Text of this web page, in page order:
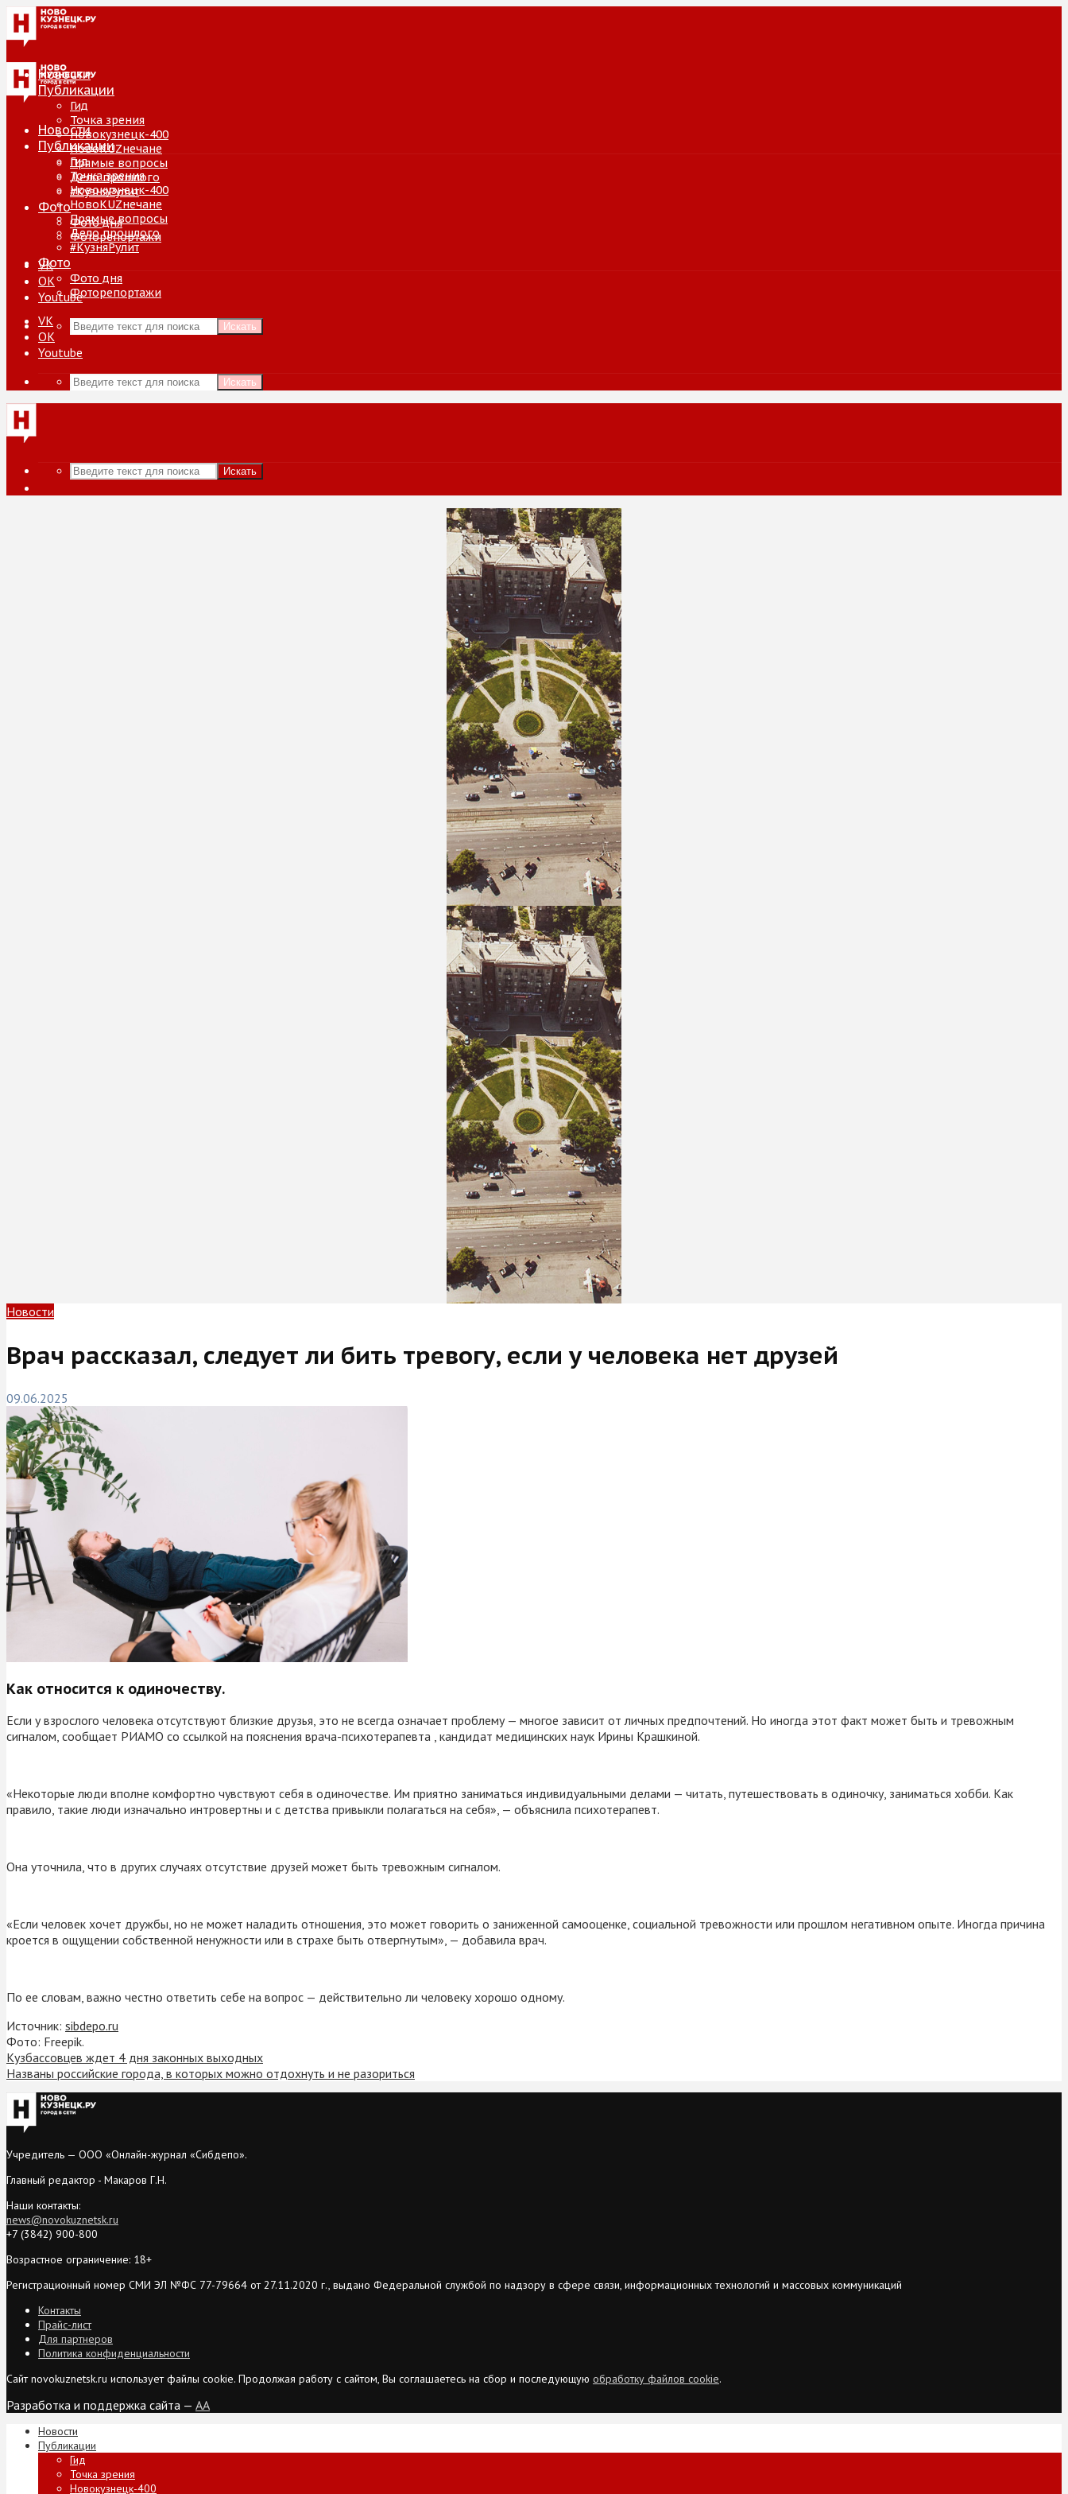
Новости
Публикации
Гид
Точка зрения
Новокузнецк-400
НовоKUZнечане
Прямые вопросы
Дело прошлого
#КузняРулит
Фото
Фото дня
Фоторепортажи
VK
ОК
Youtube
Искать
Новости
Публикации
Гид
Точка зрения
Новокузнецк-400
НовоKUZнечане
Прямые вопросы
Дело прошлого
#КузняРулит
Фото
Фото дня
Фоторепортажи
VK
ОК
Youtube
Искать
Искать
Новости
Врач рассказал, следует ли бить тревогу, если у человека нет друзей
09.06.2025
Как относится к одиночеству.
Если у взрослого человека отсутствуют близкие друзья, это не всегда означает проблему — многое зависит от личных предпочтений. Но иногда этот факт может быть и тревожным
сигналом, сообщает РИАМО со ссылкой на пояснения врача-психотерапевта , кандидат медицинских наук Ирины Крашкиной.
«Некоторые люди вполне комфортно чувствуют себя в одиночестве. Им приятно заниматься индивидуальными делами — читать, путешествовать в одиночку, заниматься хобби. Как
правило, такие люди изначально интровертны и с детства привыкли полагаться на себя», — объяснила психотерапевт.
Она уточнила, что в других случаях отсутствие друзей может быть тревожным сигналом.
«Если человек хочет дружбы, но не может наладить отношения, это может говорить о заниженной самооценке, социальной тревожности или прошлом негативном опыте. Иногда причина
кроется в ощущении собственной ненужности или в страхе быть отвергнутым», — добавила врач.
По ее словам, важно честно ответить себе на вопрос — действительно ли человеку хорошо одному.
Источник: sibdepo.ru
Фото: Freepik.
Кузбассовцев ждет 4 дня законных выходных
Названы российские города, в которых можно отдохнуть и не разориться
Учредитель — ООО «Онлайн-журнал «Сибдепо».
Главный редактор - Макаров Г.Н.
Наши контакты:
news@novokuznetsk.ru
+7 (3842) 900-800
Возрастное ограничение: 18+
Регистрационный номер СМИ ЭЛ №ФС 77-79664 от 27.11.2020 г., выдано Федеральной службой по надзору в сфере связи, информационных технологий и массовых коммуникаций
Контакты
Прайс-лист
Для партнеров
Политика конфиденциальности
Сайт novokuznetsk.ru использует файлы cookie. Продолжая работу с сайтом, Вы соглашаетесь на сбор и последующую обработку файлов cookie.
Разработка и поддержка сайта — AA
Новости
Публикации
Гид
Точка зрения
Новокузнецк-400